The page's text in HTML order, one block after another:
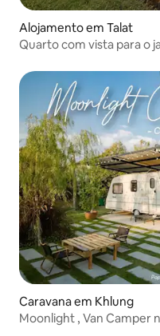
Alojamento em Talat
Quarto com vista para o
Caravana em Khlung
Moonlight , Van